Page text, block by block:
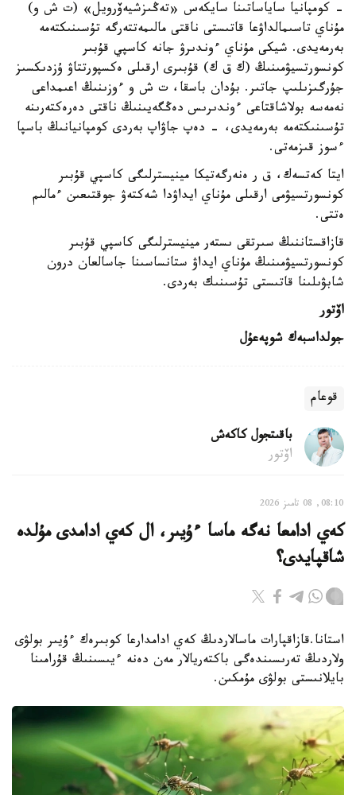
- كومپانيا ساياساتىنا سايكەس «تەڭىزشيەۆرويل» (ت ش و)
مۇناي تاسىمالداۋعا قاتىستى ناقتى مالىمەتتەرگە تۇسىنىكتەمە
بەرمەيدى. شيكى مۇناي ءوندىرۋ جانە كاسپي قۇبىر
كونسورتسيۋمىنىڭ (ك ق ك) قۇبىرى ارقىلى ەكسپورتتاۋ ۇزدىكسىز
جۇرگىزىلىپ جاتىر. بۇدان باسقا، ت ش و ءوزىنىڭ اعىمداعى
نەمەسە بولاشاقتاعى ءوندىرىس دەڭگەيىنىڭ ناقتى دەرەكتەرىنە
تۇسىنىكتەمە بەرمەيدى، - دەپ جاۋاپ بەردى كومپانيانىڭ باسپا
ءسوز قىزمەتى.
ايتا كەتسەك، ق ر ەنەرگەتيكا مينيسترلىگى كاسپي قۇبىر
كونسورتسيۋمى ارقىلى مۇناي ايداۋدا شەكتەۋ جوقتىعىن ءمالىم
ەتتى.
قازاقستاننىڭ سىرتقى ىستەر مينيسترلىگى كاسپي قۇبىر
كونسورتسيۋمىنىڭ مۇناي ايداۋ ستانساسىنا جاسالعان درون
شابۋىلىنا قاتىستى تۇسىنىك بەردى.
اۆتور
جولداسبەك شوپەعۇل
قوعام
باقىتجول كاكەش
اۆتور
08:10, 08 تامىز 2026
كەي ادامعا نەگە ماسا ءۇيىر، ال كەي ادامدى مۇلدە
شاقپايدى؟
استانا.قازاقپارات ماسالاردىڭ كەي ادامدارعا كوبىرەك ءۇيىر بولۋى
ولاردىڭ تەرىسىندەگى باكتەريالار مەن دەنە ءيىسىنىڭ قۇرامىنا
بايلانىستى بولۋى مۇمكىن.